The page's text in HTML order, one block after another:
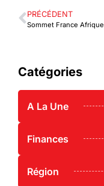
PRÉCÉDENT
Catégories
A La Une
Finances
Région